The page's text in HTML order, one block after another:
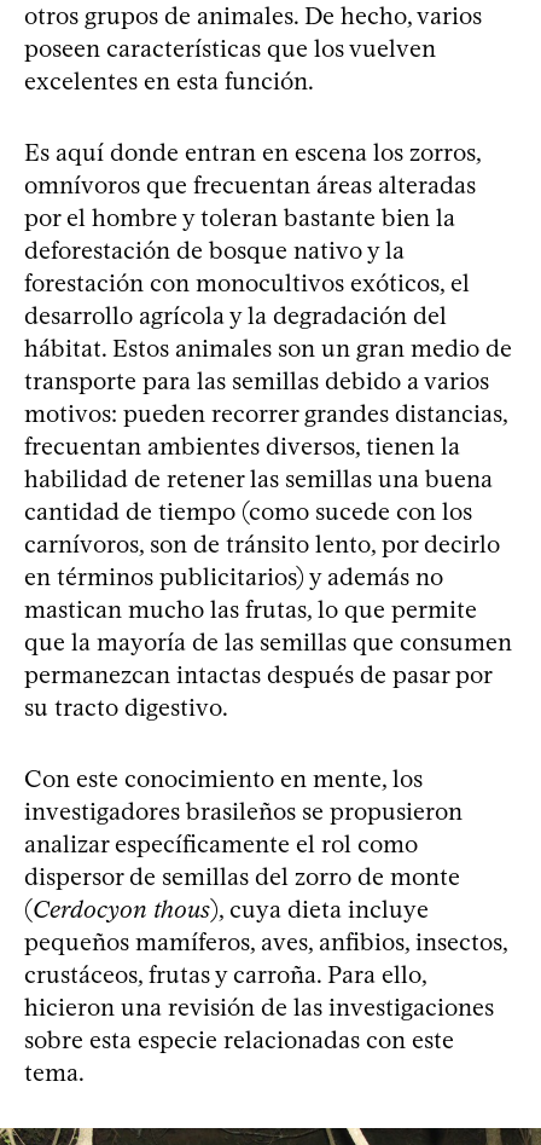
otros grupos de animales. De hecho, varios
poseen características que los vuelven
excelentes en esta función.
Es aquí donde entran en escena los zorros,
omnívoros que frecuentan áreas alteradas
por el hombre y toleran bastante bien la
deforestación de bosque nativo y la
forestación con monocultivos exóticos, el
desarrollo agrícola y la degradación del
hábitat. Estos animales son un gran medio de
transporte para las semillas debido a varios
motivos: pueden recorrer grandes distancias,
frecuentan ambientes diversos, tienen la
habilidad de retener las semillas una buena
cantidad de tiempo (como sucede con los
carnívoros, son de tránsito lento, por decirlo
en términos publicitarios) y además no
mastican mucho las frutas, lo que permite
que la mayoría de las semillas que consumen
permanezcan intactas después de pasar por
su tracto digestivo.
Con este conocimiento en mente, los
investigadores brasileños se propusieron
analizar específicamente el rol como
dispersor de semillas del zorro de monte
(Cerdocyon thous), cuya dieta incluye
pequeños mamíferos, aves, anfibios, insectos,
crustáceos, frutas y carroña. Para ello,
hicieron una revisión de las investigaciones
sobre esta especie relacionadas con este
tema.